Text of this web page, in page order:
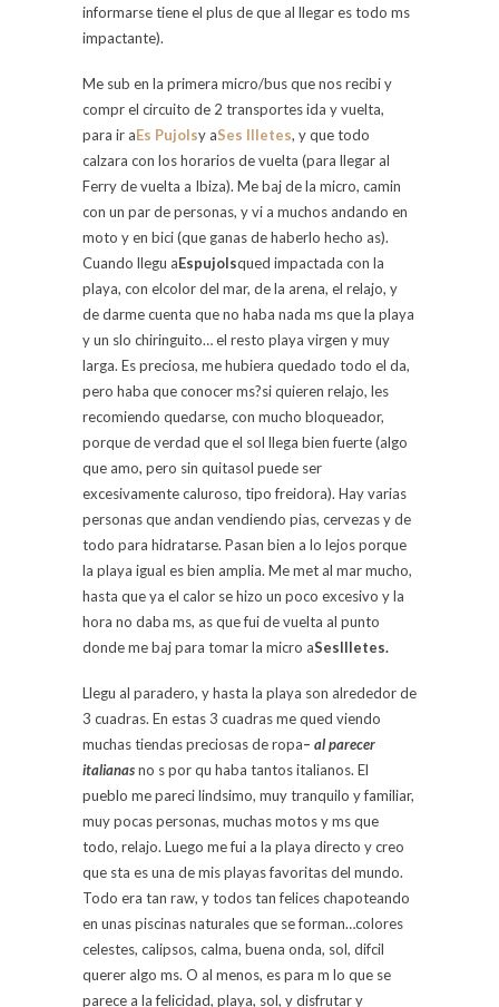
informarse tiene el plus de que al llegar es todo ms
impactante).
Me sub en la primera micro/bus que nos recibi y
compr el circuito de 2 transportes ida y vuelta,
para ir aEs Pujolsy aSes Illetes, y que todo
calzara con los horarios de vuelta (para llegar al
Ferry de vuelta a Ibiza). Me baj de la micro, camin
con un par de personas, y vi a muchos andando en
moto y en bici (que ganas de haberlo hecho as).
Cuando llegu aEspujolsqued impactada con la
playa, con elcolor del mar, de la arena, el relajo, y
de darme cuenta que no haba nada ms que la playa
y un slo chiringuito… el resto playa virgen y muy
larga. Es preciosa, me hubiera quedado todo el da,
pero haba que conocer ms?si quieren relajo, les
recomiendo quedarse, con mucho bloqueador,
porque de verdad que el sol llega bien fuerte (algo
que amo, pero sin quitasol puede ser
excesivamente caluroso, tipo freidora). Hay varias
personas que andan vendiendo pias, cervezas y de
todo para hidratarse. Pasan bien a lo lejos porque
la playa igual es bien amplia. Me met al mar mucho,
hasta que ya el calor se hizo un poco excesivo y la
hora no daba ms, as que fui de vuelta al punto
donde me baj para tomar la micro aSesIlletes.
Llegu al paradero, y hasta la playa son alrededor de
3 cuadras. En estas 3 cuadras me qued viendo
muchas tiendas preciosas de ropa– al parecer
italianasno s por qu haba tantos italianos. El
pueblo me pareci lindsimo, muy tranquilo y familiar,
muy pocas personas, muchas motos y ms que
todo, relajo. Luego me fui a la playa directo y creo
que sta es una de mis playas favoritas del mundo.
Todo era tan raw, y todos tan felices chapoteando
en unas piscinas naturales que se forman…colores
celestes, calipsos, calma, buena onda, sol, difcil
querer algo ms. O al menos, es para m lo que se
parece a la felicidad, playa, sol, y disfrutar y